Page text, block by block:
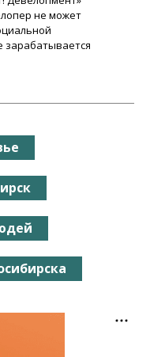
не может
зарабатывается